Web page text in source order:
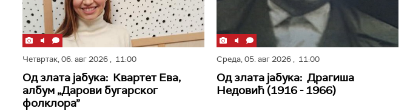
Четвртак,06. авг 2026, 11:00
Од злата јабука: Квартет Ева,
албум „Дарови бугарског
фолклора”
Среда,05. авг 2026, 11:00
Од злата јабука: Драгиша
Недовић (1916 - 1966)